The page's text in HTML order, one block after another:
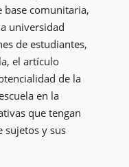
comunitaria,
universidad
de estudiantes,
el artículo
de la
en la
que tengan
sujetos y sus